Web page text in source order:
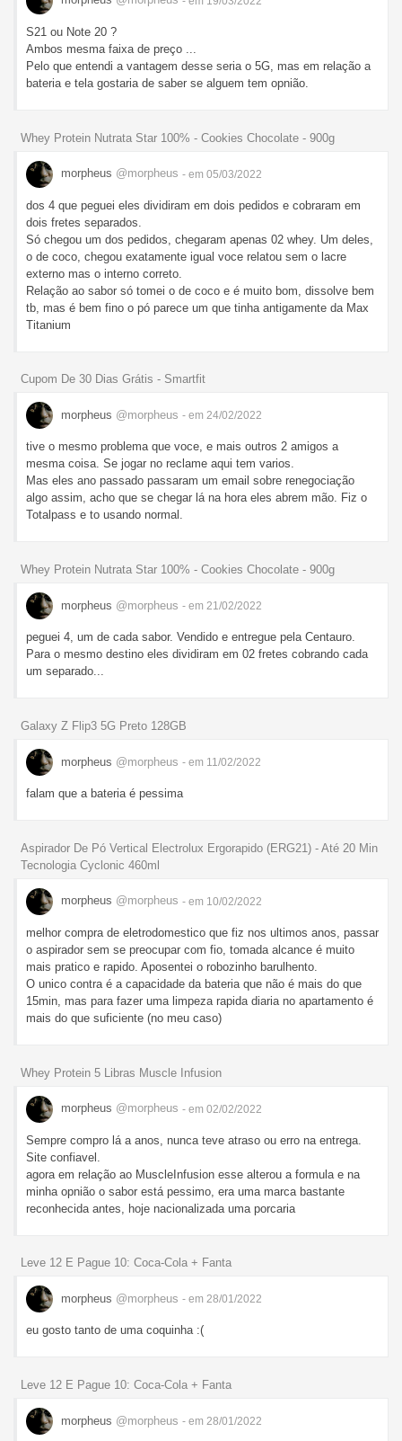
S21 ou Note 20 ?
Ambos mesma faixa de preço ...
Pelo que entendi a vantagem desse seria o 5G, mas em relação a
bateria e tela gostaria de saber se alguem tem opnião.
Whey Protein Nutrata Star 100% - Cookies Chocolate - 900g
morpheus @morpheus - em 05/03/2022
dos 4 que peguei eles dividiram em dois pedidos e cobraram em
dois fretes separados.
Só chegou um dos pedidos, chegaram apenas 02 whey. Um deles,
o de coco, chegou exatamente igual voce relatou sem o lacre
externo mas o interno correto.
Relação ao sabor só tomei o de coco e é muito bom, dissolve bem
tb, mas é bem fino o pó parece um que tinha antigamente da Max
Titanium
Cupom De 30 Dias Grátis - Smartfit
morpheus @morpheus - em 24/02/2022
tive o mesmo problema que voce, e mais outros 2 amigos a
mesma coisa. Se jogar no reclame aqui tem varios.
Mas eles ano passado passaram um email sobre renegociação
algo assim, acho que se chegar lá na hora eles abrem mão. Fiz o
Totalpass e to usando normal.
Whey Protein Nutrata Star 100% - Cookies Chocolate - 900g
morpheus @morpheus - em 21/02/2022
peguei 4, um de cada sabor. Vendido e entregue pela Centauro.
Para o mesmo destino eles dividiram em 02 fretes cobrando cada
um separado...
Galaxy Z Flip3 5G Preto 128GB
morpheus @morpheus - em 11/02/2022
falam que a bateria é pessima
Aspirador De Pó Vertical Electrolux Ergorapido (ERG21) - Até 20 Min
Tecnologia Cyclonic 460ml
morpheus @morpheus - em 10/02/2022
melhor compra de eletrodomestico que fiz nos ultimos anos, passar
o aspirador sem se preocupar com fio, tomada alcance é muito
mais pratico e rapido. Aposentei o robozinho barulhento.
O unico contra é a capacidade da bateria que não é mais do que
15min, mas para fazer uma limpeza rapida diaria no apartamento é
mais do que suficiente (no meu caso)
Whey Protein 5 Libras Muscle Infusion
morpheus @morpheus - em 02/02/2022
Sempre compro lá a anos, nunca teve atraso ou erro na entrega.
Site confiavel.
agora em relação ao MuscleInfusion esse alterou a formula e na
minha opnião o sabor está pessimo, era uma marca bastante
reconhecida antes, hoje nacionalizada uma porcaria
Leve 12 E Pague 10: Coca-Cola + Fanta
morpheus @morpheus - em 28/01/2022
eu gosto tanto de uma coquinha :(
Leve 12 E Pague 10: Coca-Cola + Fanta
morpheus @morpheus - em 28/01/2022